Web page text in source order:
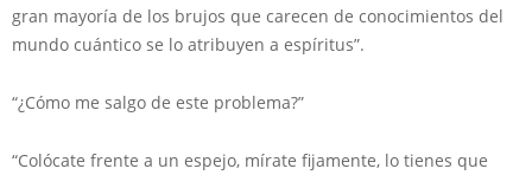
gran mayoría de los brujos que carecen de conocimientos del
mundo cuántico se lo atribuyen a espíritus”.
“¿Cómo me salgo de este problema?”
“Colócate frente a un espejo, mírate fijamente, lo tienes que